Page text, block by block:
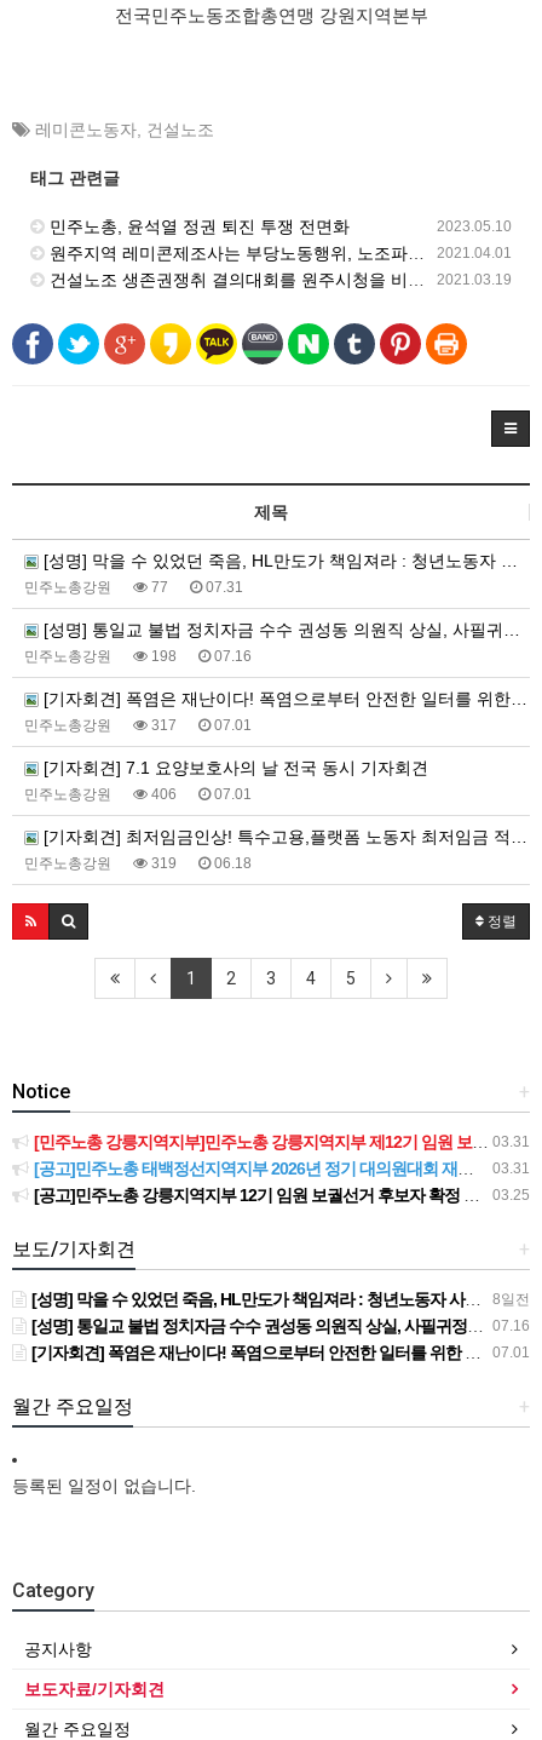
전국민주노동조합총연맹 강원지역본부
레미콘노동자 건설노조
태그 관련글
2023.05.10
민주노총, 윤석열 정권 퇴진 투쟁 전면화
2021.04.01
원주지역 레미콘제조사는 부당노동행위, 노조파괴 공작 중단하고 노동조합 인정하라!
2021.03.19
건설노조 생존권쟁취 결의대회를 원주시청을 비롯한 54곳에서 5000여명이 모여 진행
제목
[성명] 막을 수 있었던 죽음, HL만도가 책임져라 : 청년노동자 사망사고의 철저한 진상규명과 재발방지 대책 마련하라
민주노총강원 77 07.31
[성명] 통일교 불법 정치자금 수수 권성동 의원직 상실, 사필귀정이다
민주노총강원 198 07.16
[기자회견] 폭염은 재난이다! 폭염으로부터 안전한 일터를 위한 민주노총 강원지역본부 폭염감시단 선포 기자회견
민주노총강원 317 07.01
[기자회견] 7.1 요양보호사의 날 전국 동시 기자회견
민주노총강원 406 07.01
[기자회견] 최저임금인상! 특수고용,플랫폼 노동자 최저임금 적용 촉구 강원지역본부 기자회견
민주노총강원 319 06.18
정렬
1 2 3 4 5
+
Notice
03.31
[민주노총 강릉지역지부]민주노총 강릉지역지부 제12기 임원 보궐선거결과 공고
03.31
[공고]민주노총 태백정선지역지부 2026년 정기 대의원대회 재소집 건
03.25
[공고]민주노총 강릉지역지부 12기 임원 보궐선거 후보자 확정 공고
+
보도/기자회견
8일전
[성명] 막을 수 있었던 죽음, HL만도가 책임져라 : 청년노동자 사망사고의 철저한 진상규명과 재발방지 대책 마련하라
07.16
[성명] 통일교 불법 정치자금 수수 권성동 의원직 상실, 사필귀정이다
07.01
[기자회견] 폭염은 재난이다! 폭염으로부터 안전한 일터를 위한 민주노총 강원지역본부 폭염감시단 선포 기자회견
+
월간 주요일정
등록된 일정이 없습니다.
Category
공지사항
보도자료/기자회견
월간 주요일정